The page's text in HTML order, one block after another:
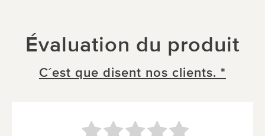
Évaluation du produit
C´est que disent nos clients. *